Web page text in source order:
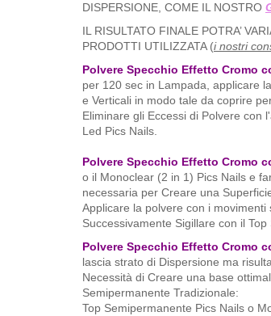
DISPERSIONE, COME IL NOSTRO
IL RISULTATO FINALE POTRA’
PRODOTTI UTILIZZATA (i nostri
Polvere Specchio Effetto Cromo
per 120 sec in Lampada, applicare
e Verticali in modo tale da coprire
Eliminare gli Eccessi di Polvere con
Led Pics Nails.
Polvere Specchio Effetto Cromo
o il Monoclear (2 in 1) Pics Nails e
necessaria per Creare una
Applicare la polvere con i
Successivamente Sigillare con il
Polvere Specchio Effetto Cromo
lascia strato di Dispersione ma
Necessità di Creare una base
Semipermanente Tradizionale:
Top Semipermanente Pics Nails o